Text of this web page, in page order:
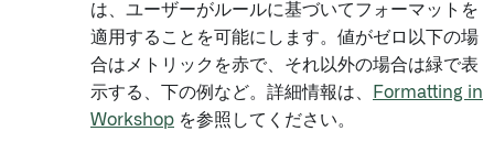
は、ユーザーがルールに基づいてフォーマットを
適用することを可能にします。値がゼロ以下の場
合はメトリックを赤で、それ以外の場合は緑で表
示する、下の例など。詳細情報は、
Formatting in
Workshop を参照してください。